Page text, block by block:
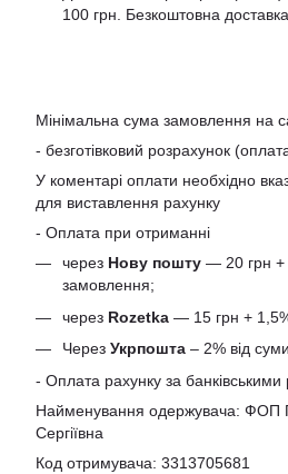
100 грн. Безкоштовна доставка
Мінімальна сума замовлення на
- безготівковий розрахунок
У коментарі оплати необхідно
для виставлення рахунку
- Оплата при отриманні
через Нову пошту — 20 грн +
замовлення;
через Rozetka — 15 грн +
Через Укрпошта – 2% від
- Оплата рахунку за банківськими
Найменування одержувача: ФОП
Сергіївна
Код отримувача: 3313705681